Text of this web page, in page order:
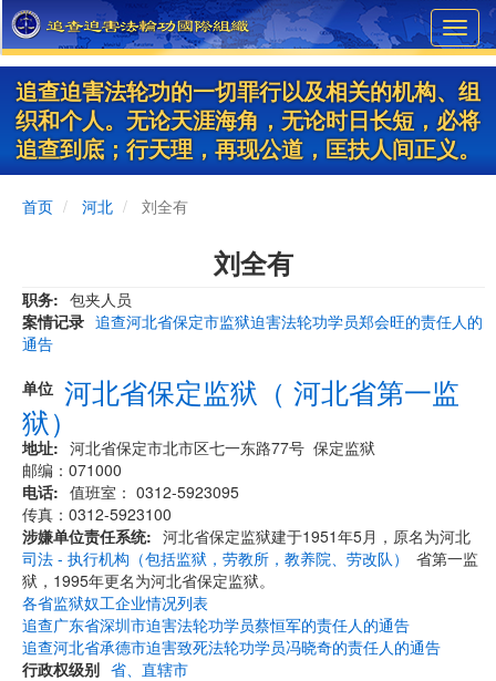
Skip
to
main
content
追查迫害法轮功的一切罪行以及相关的机构、组
织和个人。无论天涯海角，无论时日长短，必将
追查到底；行天理，再现公道，匡扶人间正义。
首页 河北 刘全有
刘全有
职务
包夹人员
案情记录 追查河北省保定市监狱迫害法轮功学员郑会旺的责任人的
通告
单位 河北省保定监狱（ 河北省第一监
狱）
地址
河北省保定市北市区七一东路77号 保定监狱
邮编：071000
电话
值班室： 0312-5923095
传真：0312-5923100
涉嫌单位责任系统
司法 - 执行机构（包括监狱，劳教所，教养院、劳改队）
河北省保定监狱建于1951年5月，原名为河北
省第一监
狱，1995年更名为河北省保定监狱。
各省监狱奴工企业情况列表
追查广东省深圳市迫害法轮功学员蔡恒军的责任人的通告
追查河北省承德市迫害致死法轮功学员冯晓奇的责任人的通告
行政权级别 省、直辖市